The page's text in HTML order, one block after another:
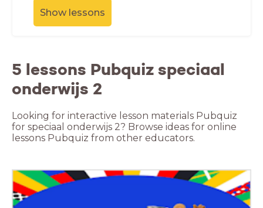
Show lessons
5 lessons Pubquiz speciaal
onderwijs 2
Looking for interactive lesson materials Pubquiz
for speciaal onderwijs 2? Browse ideas for online
lessons Pubquiz from other educators.